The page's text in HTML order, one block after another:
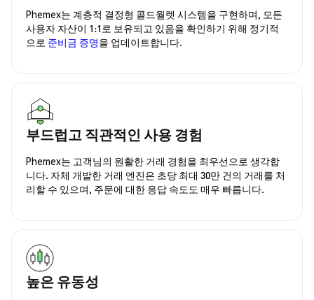
Phemex는 계층적 결정형 콜드월렛 시스템을 구현하며, 모든
사용자 자산이 1:1로 보유되고 있음을 확인하기 위해 정기적
으로 준비금 증명을 업데이트합니다.
부드럽고 직관적인 사용 경험
Phemex는 고객님의 원활한 거래 경험을 최우선으로 생각합
니다. 자체 개발한 거래 엔진은 초당 최대 30만 건의 거래를 처
리할 수 있으며, 주문에 대한 응답 속도도 매우 빠릅니다.
높은 유동성